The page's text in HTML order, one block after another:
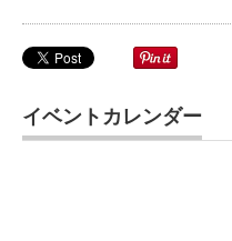
イベントカレンダー